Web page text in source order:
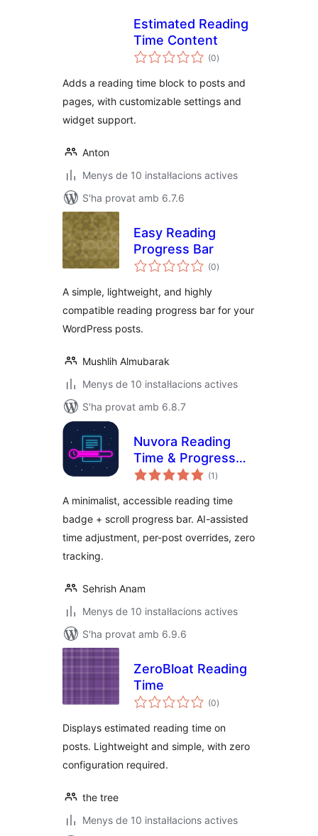
Estimated Reading
Time Content
(0puntuacions
totals
)
Adds a reading time block to posts and
pages, with customizable settings and
widget support.
Anton
Menys de 10 instal·lacions actives
S'ha provat amb 6.7.6
Easy Reading
Progress Bar
(0puntuacions
totals
)
A simple, lightweight, and highly
compatible reading progress bar for your
WordPress posts.
Mushlih Almubarak
Menys de 10 instal·lacions actives
S'ha provat amb 6.8.7
Nuvora Reading
Time & Progress
Bar
(1 puntuacions
totals
)
A minimalist, accessible reading time
badge + scroll progress bar. AI-assisted
time adjustment, per-post overrides, zero
tracking.
Sehrish Anam
Menys de 10 instal·lacions actives
S'ha provat amb 6.9.6
ZeroBloat Reading
Time
(0puntuacions
totals
)
Displays estimated reading time on
posts. Lightweight and simple, with zero
configuration required.
the tree
Menys de 10 instal·lacions actives